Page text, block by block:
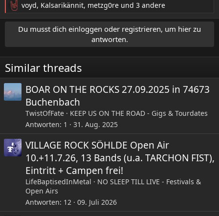
R
e
t
i
o
n
e
n
:
voyd, Kalsarikännit, metzg0re und 3 andere
Du musst dich einloggen oder registrieren, um hier zu
antworten.
Similar threads
BOAR ON THE ROCKS 27.09.2025 in 74673
Buchenbach
TwistOfFate
KEEP US ON THE ROAD - Gigs & Tourdates
Antworten 1 31. Aug. 2025
VILLAGE ROCK SÖHLDE Open Air
10.+11.7.26, 13 Bands (u.a. TARCHON FIST),
Eintritt + Campen frei!
LifeBaptisedInMetal
NO SLEEP TILL LIVE - Festivals &
Open Airs
Antworten 12 09. Juli 2026